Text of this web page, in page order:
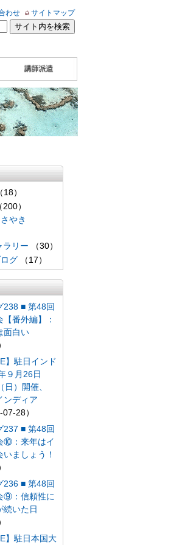
わせ サイトマップ
WHA認定講師について
WHA認定講師 紹介
動画
WHA認定講師 紹介
記事（会報誌）
自治体・民間団体関
係者の方へ
企業関係者の方へ
学校・教育関係者の
方へ
）
）
やき
ラリー （30）
グ（17）
238 ■ 第48回
番外編】：
面白い
】駐日インド
９月26日
日）開催、
ンディア
07-28）
237 ■ 第48回
⑩：来年はイ
ましょう！
236 ■ 第48回
⑨：信頼性に
続いた日
】駐日本国大